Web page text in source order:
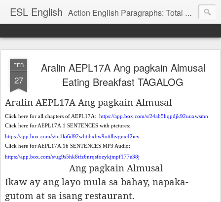
ESL English Action English Paragraphs: Total Physical Response (TPR) Paragraphs for the High School and Adult Language Student
FEB
27
Aralin AEPL17A Ang pagkain Almusal
Eating Breakfast TAGALOG
Aralin AEPL17A Ang pagkain Almusal
Click here for all chapters of AEPL17A:
https://app.box.com/s/24ab5hqpdjk92uuxwsmn
Click here for AEPL17A.1 SENTENCES with pictures:
https://app.box.com/s/ni1ki6d92wbtjbxbw9ottlhvgux42iev
Click here for AEPL17A.1b SENTENCES MP3 Audio:
https://app.box.com/s/ug9s5hk8tfz6nrqsfozykjmpf177e38j
Ang pagkain Almusal
Ikaw ay ang layo mula sa bahay, napaka-
gutom at sa isang restaurant.